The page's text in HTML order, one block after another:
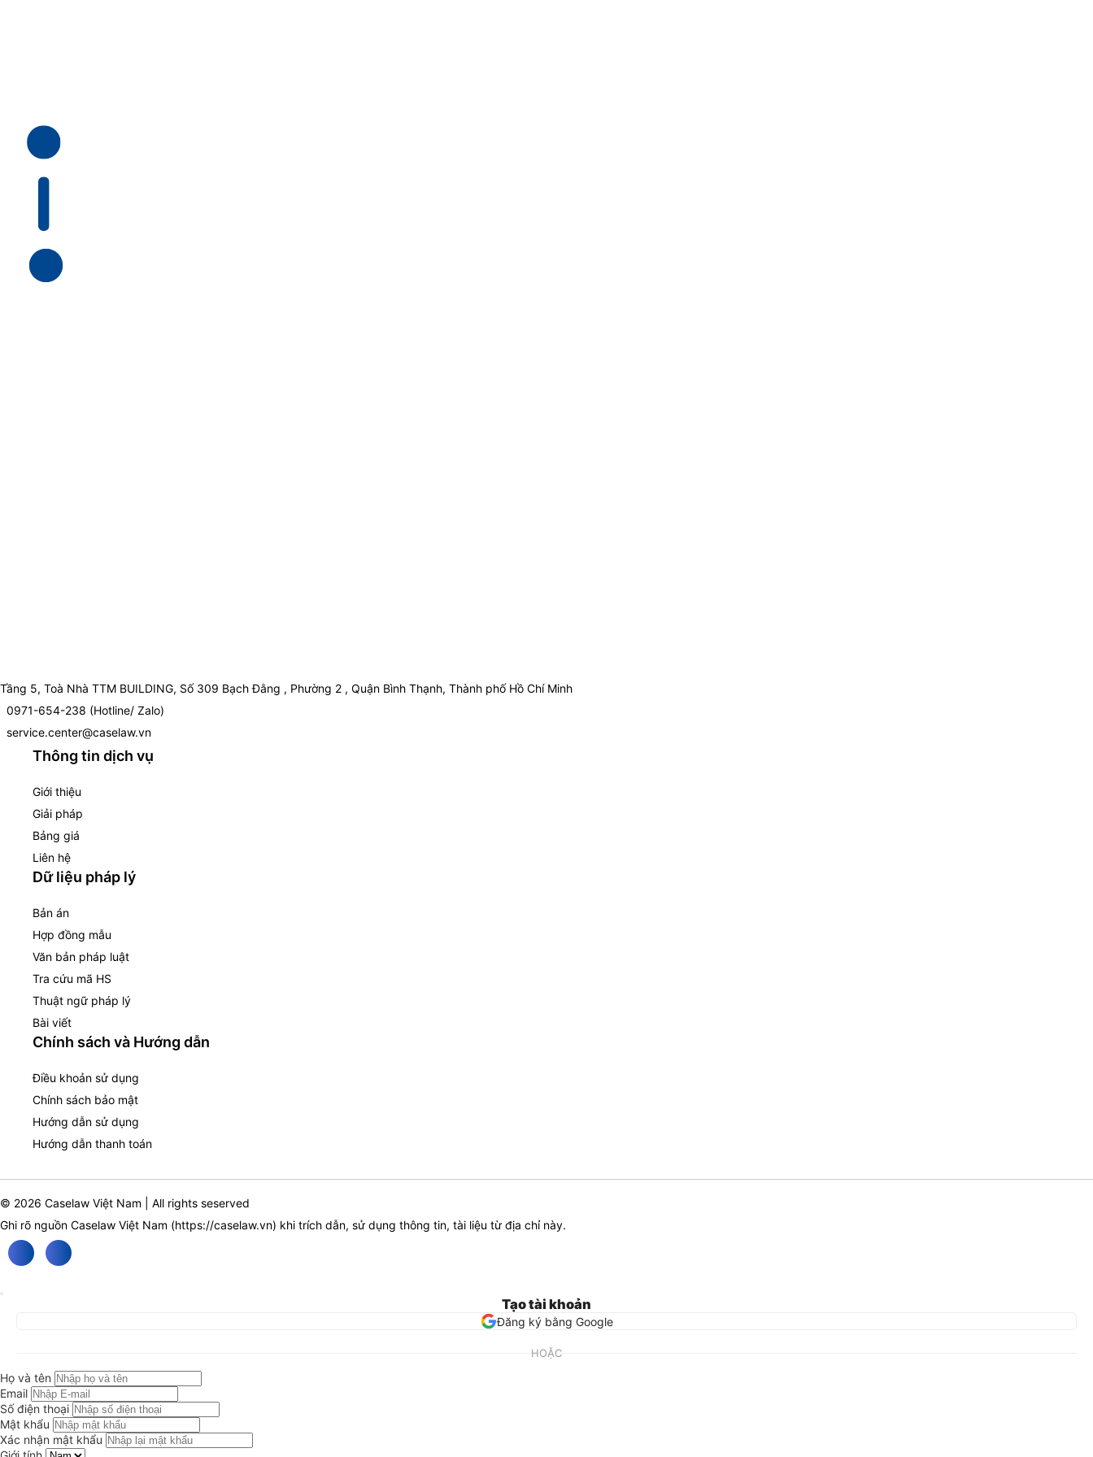
Tầng 5, Toà Nhà TTM BUILDING, Số 309 Bạch Đằng , Phường 2 , Quận Bình Thạnh, Thành phố Hồ Chí Minh
0971-654-238 (Hotline/ Zalo)
service.center@caselaw.vn
Thông tin dịch vụ
Giới thiệu
Giải pháp
Bảng giá
Liên hệ
Dữ liệu pháp lý
Bản án
Hợp đồng mẫu
Văn bản pháp luật
Tra cứu mã HS
Thuật ngữ pháp lý
Bài viết
Chính sách và Hướng dẫn
Điều khoản sử dụng
Chính sách bảo mật
Hướng dẫn sử dụng
Hướng dẫn thanh toán
© 2026 Caselaw Việt Nam | All rights seserved
Ghi rõ nguồn Caselaw Việt Nam (https://caselaw.vn) khi trích dẫn, sử dụng thông tin, tài liệu từ địa chỉ này.
Tạo tài khoản
Đăng ký bằng Google
HOẶC
Họ và tên
Email
Số điện thoại
Mật khẩu
Xác nhận mật khẩu